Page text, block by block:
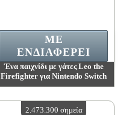
Ένα παιχνίδι με γάτες Leo the
Firefighter για Nintendo Switch
Διαθέσιμη ποσότητα:4
ΜΕ
ΕΝΔΙΑΦΈΡΕΙ
2.473.300 σημεία